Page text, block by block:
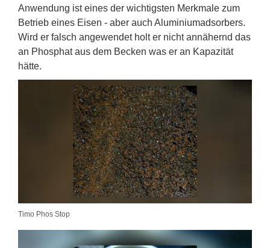
Anwendung ist eines der wichtigsten Merkmale zum
Betrieb eines Eisen - aber auch Aluminiumadsorbers.
Wird er falsch angewendet holt er nicht annähernd das
an Phosphat aus dem Becken was er an Kapazität
hätte.
Timo Phos Stop